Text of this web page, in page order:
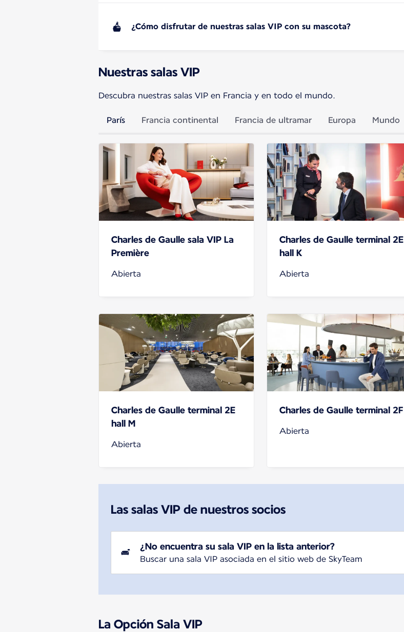
¿Cómo disfrutar de nuestras salas VIP con su mascota?
Nuestras salas VIP
Descubra nuestras salas VIP en Francia y en todo el mundo.
París Francia continental Francia de ultramar Europa Mundo
Charles de Gaulle sala VIP La
Première
Abierta
Charles de Gaulle terminal 2E
hall K
Abierta
Charles de Gaulle terminal 2E
hall M
Abierta
Charles de Gaulle terminal 2F
Abierta
Las salas VIP de nuestros socios
¿No encuentra su sala VIP en la lista anterior?
Buscar una sala VIP asociada en el sitio web de SkyTeam
La Opción Sala VIP